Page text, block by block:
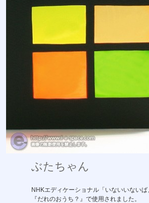
ぶたちゃん
NHKエディケーショナル「いないいないば
『だれのおうち？』で使用されました。